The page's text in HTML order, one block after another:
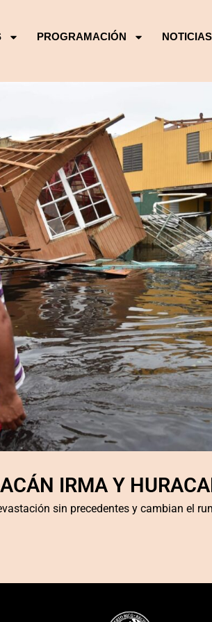
PROGRAMACIÓN NOTICIAS
IRMA Y
sin precedentes y cambian el